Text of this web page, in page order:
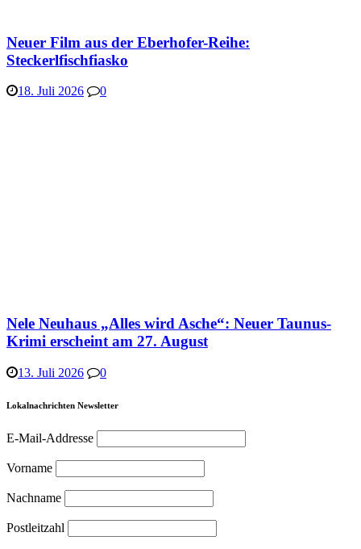
Neuer Film aus der Eberhofer-Reihe:
Steckerlfischfiasko
18. Juli 2026 0
Nele Neuhaus „Alles wird Asche“: Neuer Taunus-
Krimi erscheint am 27. August
13. Juli 2026 0
Lokalnachrichten Newsletter
E-Mail-Addresse
Vorname
Nachname
Postleitzahl